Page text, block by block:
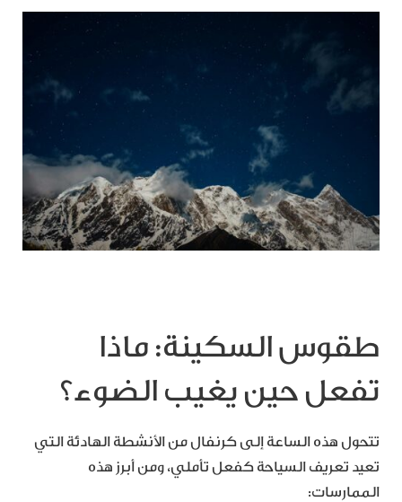
طقوس السكينة: ماذا
تفعل حين يغيب الضوء؟
تتحول هذه الساعة إلى كرنفال من الأنشطة الهادئة التي
تعيد تعريف السياحة كفعل تأملي، ومن أبرز هذه
الممارسات: